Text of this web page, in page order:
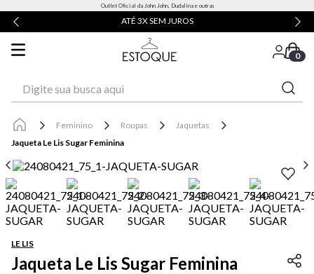
Outlet Oficial da John John, Dudalina e outras
ATÉ 3X SEM JUROS
0
Feminino Roupas
Jaquetas
Jaqueta Le Lis Sugar Feminina
LE LIS
Jaqueta Le Lis Sugar Feminina